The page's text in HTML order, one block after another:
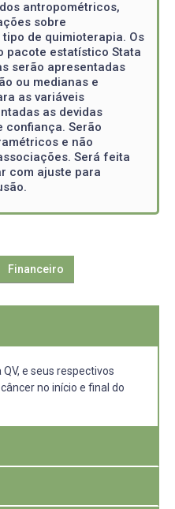
antropométricos,
sobre
de quimioterapia. Os
pacote estatístico Stata
serão apresentadas
ou medianas e
as variáveis
as devidas
confiança. Serão
e não
Será feita
com ajuste para
Financeiro
e seus respectivos
no início e final do
do estado nutricional é